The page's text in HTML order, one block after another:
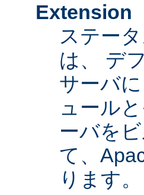
Extension
ステー
は、 デ
サーバ
ュール
ーバを
て、
ります。